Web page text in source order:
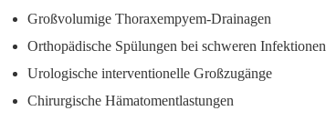
Großvolumige Thoraxempyem-Drainagen
Orthopädische Spülungen bei schweren Infektionen
Urologische interventionelle Großzugänge
Chirurgische Hämatomentlastungen